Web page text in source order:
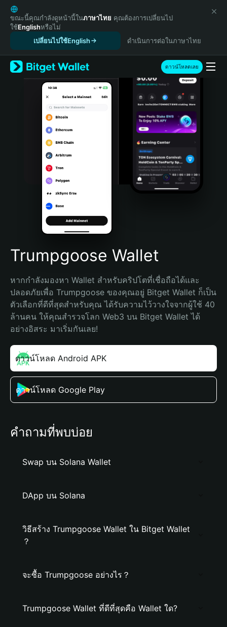
English
日本語
Tiếng Việt
Español (Latinoamérica)
Türkçe
Italiano
Português (Portugal)
Bahasa Indonesia
Português (Brasil)
Español (Argentina)
ขณะนี้คุณกำลังดูหน้านี้ในภาษาไทย คุณต้องการเปลี่ยนไป
ใช้Englishหรือไม่
เปลี่ยนไปใช้English
ดำเนินการต่อในภาษาไทย
ดาวน์โหลดเลย
Trumpgoose Wallet
หากกำลังมองหา Wallet สำหรับคริปโตที่เชื่อถือได้และ
ปลอดภัยเพื่อ Trumpgoose ของคุณอยู่ Bitget Wallet ก็เป็น
ตัวเลือกที่ดีที่สุดสำหรับคุณ ได้รับความไว้วางใจจากผู้ใช้ 40
ล้านคน ให้คุณสำรวจโลก Web3 บน Bitget Wallet ได้
อย่างอิสระ มาเริ่มกันเลย!
ดาวน์โหลด Android APK
ดาวน์โหลด Google Play
คำถามที่พบบ่อย
Swap บน Solana Wallet
DApp บน Solana
วิธีสร้าง Trumpgoose Wallet ใน Bitget Wallet
？
จะซื้อ Trumpgoose อย่างไร？
Trumpgoose Wallet ที่ดีที่สุดคือ Wallet ใด?